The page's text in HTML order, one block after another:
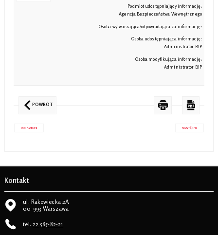
Podmiot udostępniający informację:
Agencja Bezpieczeństwa Wewnętrznego
Osoba wytwarzająca/odpowiadająca za informację:
Osoba udostępniająca informację:
Administrator BIP
Osoba modyfikująca informację:
Administrator BIP
POWRÓT
POPRZEDNI NASTĘPNY
Kontakt
ul. Rakowiecka 2A
00-993 Warszawa
tel. 22 585-82-21